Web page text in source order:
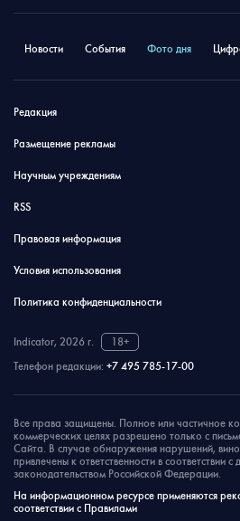
Новости События Фото дня
Редакция
Размещение рекламы
Научным учреждениям
RSS
Правовая информация
Условия использования
Политика конфиденциальности
Indicator, 2026 г.
18+
Телефон редакции: +7 495 785-17-00
Все права защищены. Полное или частичное
коммерческих целях разрешено только с
Сайта. В случае обнаружения нарушений,
привлечены к ответственности в соответствии
законодательством Российской Федерации.
На информационном ресурсе применяются
соответствии с Правилами